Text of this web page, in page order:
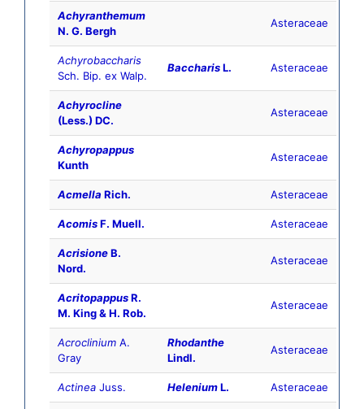
Achyranthemum
N. G. Bergh
Asteraceae
Achyrobaccharis
Sch. Bip. ex Walp.
BaccharisL. Asteraceae
Achyrocline
(Less.) DC.
Asteraceae
Achyropappus
Kunth
Asteraceae
Acmella Rich. Asteraceae
AcomisF. Muell. Asteraceae
AcrisioneB.
Nord.
Asteraceae
AcritopappusR.
M. King & H. Rob.
Asteraceae
Acroclinium A.
Gray
Rhodanthe
Lindl.
Asteraceae
Actinea Juss. HeleniumL. Asteraceae